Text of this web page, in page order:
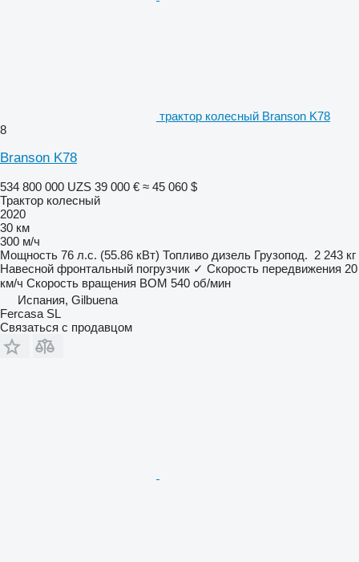
трактор колесный Branson K78
8
Branson K78
534 800 000 UZS 39 000 € ≈ 45 060 $
Трактор колесный
2020
30 км
300 м/ч
Мощность 76 л.с. (55.86 кВт) Топливо дизель Грузопод. 2 243 кг
Навесной фронтальный погрузчик ✓ Скорость передвижения 20
км/ч Скорость вращения ВОМ 540 об/мин
Испания, Gilbuena
Fercasa SL
Связаться с продавцом